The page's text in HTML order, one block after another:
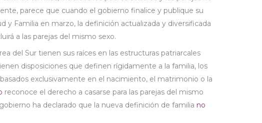
parece que cuando el gobierno finalice y publique su
y Familia en marzo, la definición actualizada y diversificada
a las parejas del mismo sexo.
del Sur tienen sus raíces en las estructuras patriarcales
disposiciones que definen rígidamente a la familia, los
exclusivamente en el nacimiento, el matrimonio o la
reconoce el derecho a casarse para las parejas del mismo
ha declarado que la nueva definición de familia no